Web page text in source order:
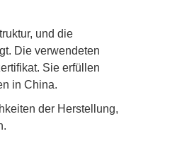
und die
Die verwendeten
Sie erfüllen
in China.
der Herstellung,